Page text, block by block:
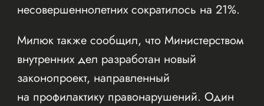
несовершеннолетних сократилось на 21%.
Милюк также сообщил, что Министерством
внутренних дел разработан новый
законопроект, направленный
на профилактику правонарушений. Один